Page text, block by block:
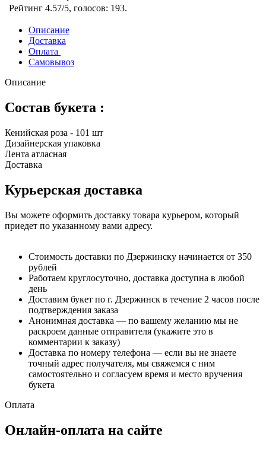
Рейтинг 4.57/5, голосов: 193.
Описание
Доставка
Оплата
Самовывоз
Описание
Состав букета :
Кенийская роза - 101 шт
Дизайнерская упаковка
Лента атласная
Доставка
Курьерская доставка
Вы можете оформить доставку товара курьером, который
приедет по указанному вами адресу.
Стоимость доставки по Дзержинску начинается от 350
рублей
Работаем круглосуточно, доставка доступна в любой
день
Доставим букет по г. Дзержинск в течение 2 часов после
подтверждения заказа
Анонимная доставка — по вашему желанию мы не
раскроем данные отправителя (укажите это в
комментарии к заказу)
Доставка по номеру телефона — если вы не знаете
точный адрес получателя, мы свяжемся с ним
самостоятельно и согласуем время и место вручения
букета
Оплата
Онлайн-оплата на сайте